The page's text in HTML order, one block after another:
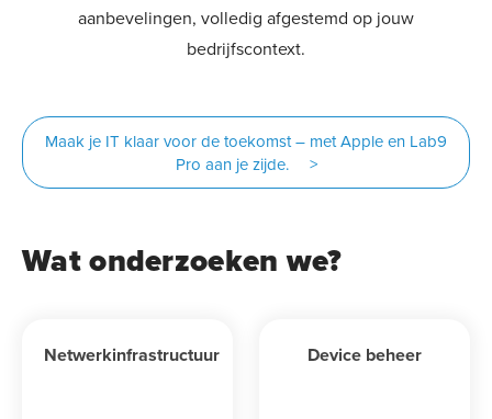
aanbevelingen, volledig afgestemd op jouw
bedrijfscontext.
Maak je IT klaar voor de toekomst – met Apple en Lab9
Pro aan je zijde. >
Wat onderzoeken we?
Netwerkinfrastructuur Device beheer